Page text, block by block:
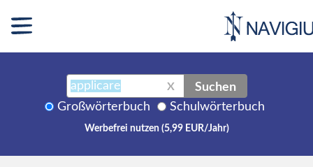
X Suchen
Großwörterbuch Schulwörterbuch
Werbefrei nutzen (5,99 EUR/Jahr)